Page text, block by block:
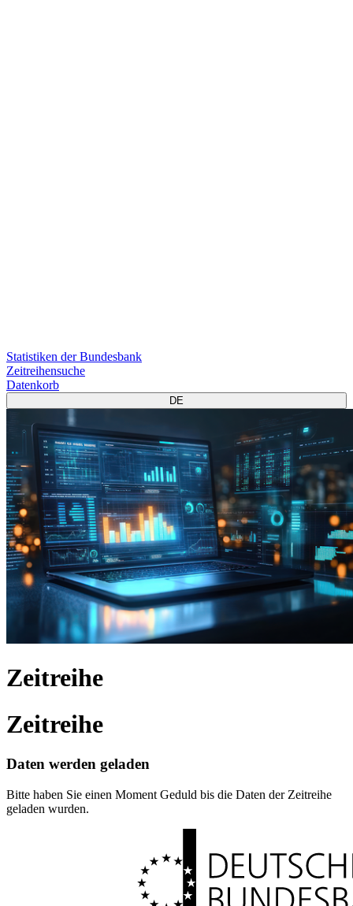
Statistiken der Bundesbank
Zeitreihensuche
Datenkorb
DE
Zeitreihe
Zeitreihe
Daten werden geladen
Bitte haben Sie einen Moment Geduld bis die Daten der Zeitreihe
geladen wurden.